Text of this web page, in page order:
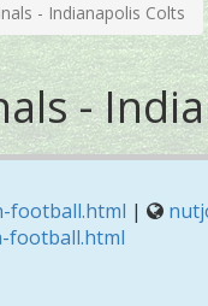
- Indianapolis Colts
-
football.html |
football.html